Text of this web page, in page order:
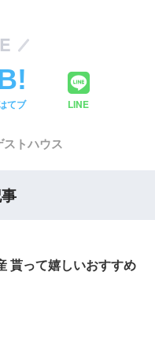
てブ LINE
トハウス
貰って嬉しいおすすめ